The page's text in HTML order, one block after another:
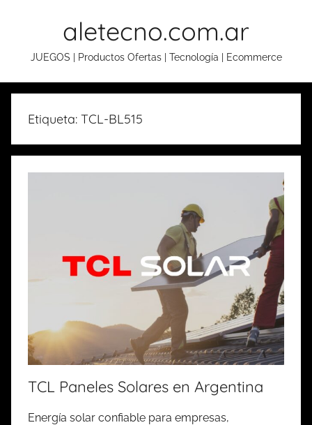
aletecno.com.ar
JUEGOS | Productos Ofertas | Tecnología | Ecommerce
Etiqueta: TCL-BL515
TCL Paneles Solares en Argentina
Energía solar confiable para empresas,